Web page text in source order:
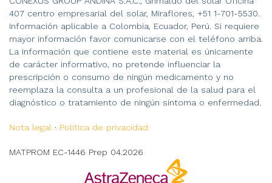
407 centro empresarial del solar, Miraflores, +51 1-701-5530.
Información aplicable a Colombia, Ecuador, Perú. Si requiere
mayor información favor comunicarse con el teléfono arriba.
La información que contiene este material es únicamente
de carácter informativo, no pretende influenciar la
prescripción o consumo de ningún medicamento y no
reemplaza la consulta a un profesional de la salud para el
diagnóstico o tratamiento de ningún síntoma o enfermedad.
Nota legal · Politica de privacidad
MATPROM EC-1446 Prep 04.2026